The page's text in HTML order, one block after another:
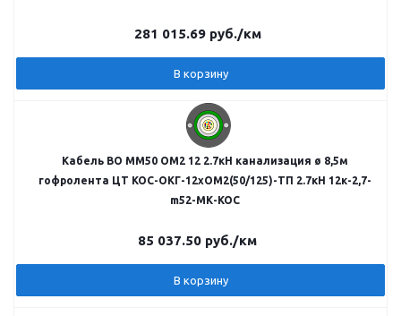
281 015.69руб./км
В корзину
Кабель ВО MM50 OM2 12 2.7кН канализация ø 8,5м
гофролента ЦТ КОС-ОКГ-12хОМ2(50/125)-ТП 2.7кН 12к-2,7-
m52-МК-КОС
85 037.50 руб./км
В корзину